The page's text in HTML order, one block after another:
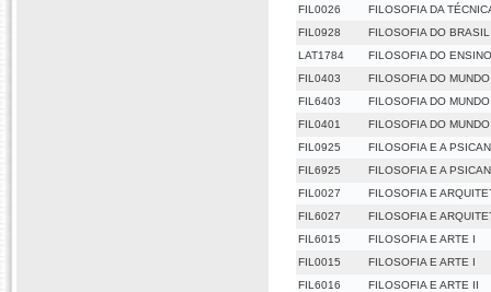
FIL0026
FILOSOFIA DA
FIL0928
FILOSOFIA DO BRASIL
LAT1784
FILOSOFIA DO
FIL0403
FILOSOFIA DO
FIL6403
FILOSOFIA DO
FIL0401
FILOSOFIA DO
FIL0925
FILOSOFIA E A
FIL6925
FILOSOFIA E A
FIL0027
FILOSOFIA E
FIL6027
FILOSOFIA E
FIL6015
FILOSOFIA E ARTE I
FIL0015
FILOSOFIA E ARTE I
FIL6016
FILOSOFIA E ARTE II